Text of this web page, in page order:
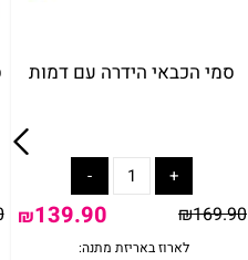
סמי הכבאי הידרה עם דמות
₪169.90
₪139.90